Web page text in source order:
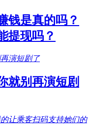
钱是真的吗？
提现吗？
就别再演短剧